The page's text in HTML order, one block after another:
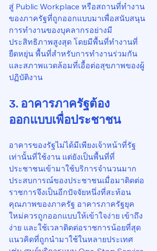
สู่ Public Workplace หรือสถานที่ทำงาน
ของภาครัฐที่ถูกออกแบบมาเพื่อสนับสนุน
การทำงานของบุคลากรอย่างมี
ประสิทธิภาพสูงสุด โดยมีพื้นที่ทำงานที่
ยืดหยุ่น พื้นที่สำหรับการทำงานร่วมกัน
และสภาพแวดล้อมที่เอื้อต่อสุขภาพของผู้
ปฏิบัติงาน
3. อาคารภาครัฐต้อง
ออกแบบเพื่อประชาชน
อาคารของรัฐไม่ได้มีเพียงเจ้าหน้าที่รัฐ
เท่านั้นที่ใช้งาน แต่ยังเป็นพื้นที่ที่
ประชาชนเข้ามาใช้บริการจำนวนมาก
ประสบการณ์ของประชาชนเมื่อมาติดต่อ
ราชการจึงเป็นอีกปัจจัยหนึ่งที่สะท้อน
คุณภาพของภาครัฐ อาคารภาครัฐยุค
ใหม่ควรถูกออกแบบให้เข้าใจง่าย เข้าถึง
ง่าย และใช้เวลาติดต่อราชการน้อยที่สุด
แนวคิดที่ถูกนำมาใช้ในหลายประเทศ